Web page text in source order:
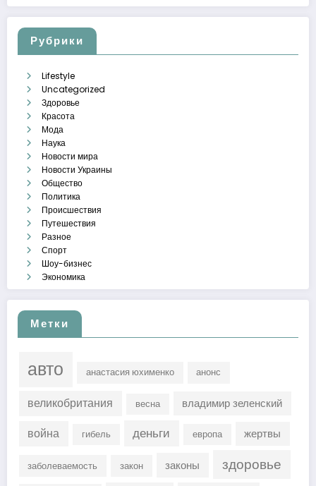
Рубрики
Lifestyle
Uncategorized
Здоровье
Красота
Мода
Наука
Новости мира
Новости Украины
Общество
Политика
Происшествия
Путешествия
Разное
Спорт
Шоу-бизнес
Экономика
Метки
авто анастасия юхименко анонс
великобритания весна владимир зеленский
война гибель деньги европа жертвы
заболеваемость закон законы здоровье